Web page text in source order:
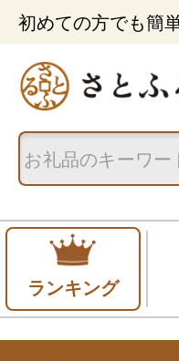
初めての方でも簡
ランキング